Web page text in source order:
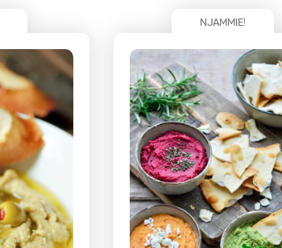
NJAMMIE!